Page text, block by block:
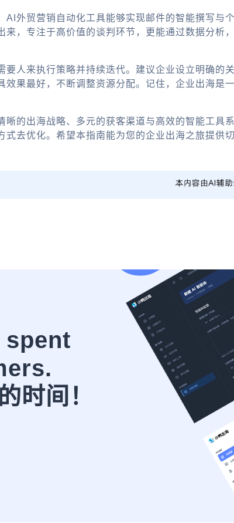
外贸营销自动化工具能够实现邮件的智能撰写与
，专注于高价值的谈判环节，更能通过数据分析
人来执行策略并持续迭代。建议企业设立明确的
果最好，不断调整资源分配。记住，企业出海是
的出海战略、多元的获客渠道与高效的智能工具
去优化。希望本指南能为您的企业出海之旅提供
spent
时间！